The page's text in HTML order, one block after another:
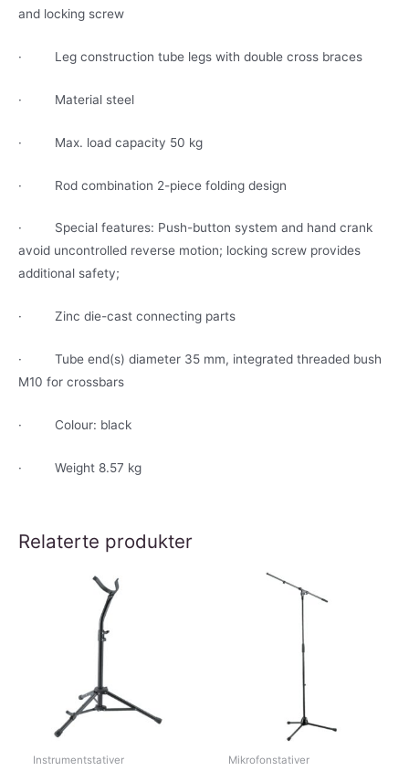
and locking screw
· Leg construction tube legs with double cross braces
· Material steel
· Max. load capacity 50 kg
· Rod combination 2-piece folding design
· Special features: Push-button system and hand crank
avoid uncontrolled reverse motion; locking screw provides
additional safety;
· Zinc die-cast connecting parts
· Tube end(s) diameter 35 mm, integrated threaded bush
M10 for crossbars
· Colour: black
· Weight 8.57 kg
Relaterte produkter
Instrumentstativer Mikrofonstativer